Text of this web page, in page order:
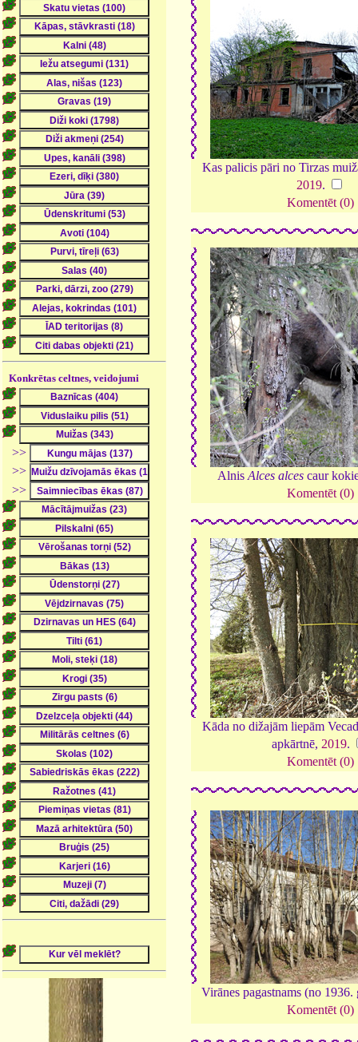
Konkrētas celtnes, veidojumi
>>
>>
>>
Kas palicis pāri no Tirzas
2019.
Komentēt (0)
Alnis Alces alces caur
Komentēt (0)
Kāda no dižajām liepām
apkārtnē, 2019.
Komentēt (0)
Virānes pagastnams (no
Komentēt (0)